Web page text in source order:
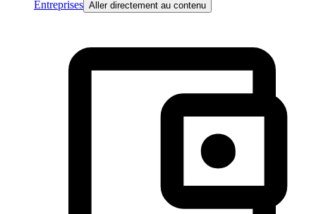
Entreprises Aller directement au contenu